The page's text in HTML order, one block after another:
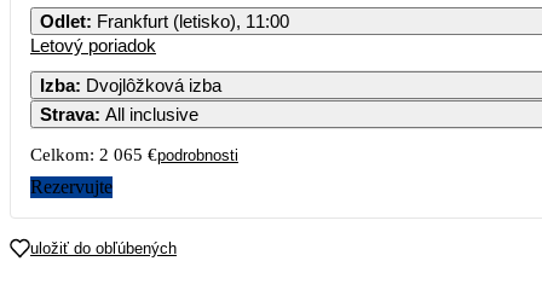
Odlet: Frankfurt (letisko), 11:00
Letový poriadok
Izba: Dvojlôžková izba
Strava: All inclusive
Celkom: 2 065 €podrobnosti
Rezervujte
uložiť do obľúbených